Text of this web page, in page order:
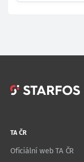
TA ČR
Oficiální web TA ČR